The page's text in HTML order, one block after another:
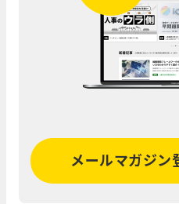
メールマガジン